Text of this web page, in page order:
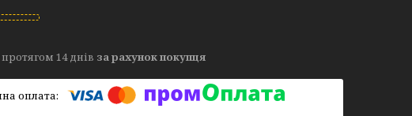
14 днів за рахунок покупця